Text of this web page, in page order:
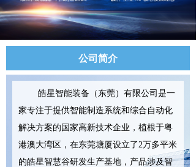
标准设备
精密治具
代理业务
技术资料
新闻动态
员工风采
公司简介
皓星智能装备（东莞）有限公司是一
家专注于提供智能制造系统和综合自动化
解决方案的国家高新技术企业，植根于粤
港澳大湾区，在东莞塘厦设立了2万多平米
的皓星智慧谷研发生产基地，产品涉及智